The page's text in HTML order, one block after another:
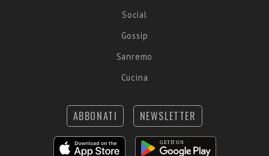
Social
Gossip
Sanremo
Cucina
ABBONATI NEWSLETTER